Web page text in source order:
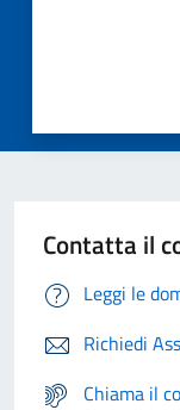
Contatta il
Leggi le
Richiedi
Chiama il